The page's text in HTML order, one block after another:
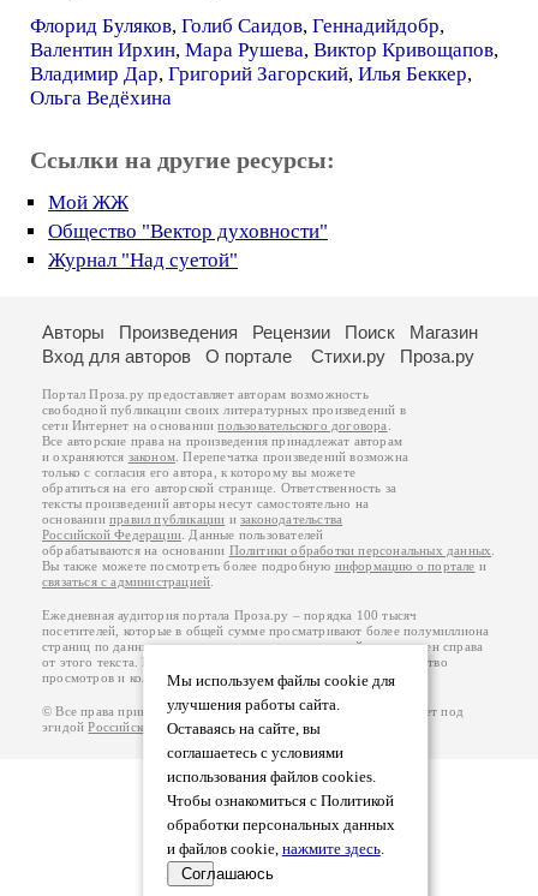
Флорид Буляков, Голиб Саидов, Геннадийдобр,
Валентин Ирхин, Мара Рушева, Виктор Кривощапов,
Владимир Дар, Григорий Загорский, Илья Беккер,
Ольга Ведёхина
Ссылки на другие ресурсы:
Мой ЖЖ
Общество "Вектор духовности"
Журнал "Над суетой"
Мы используем файлы cookie для
улучшения работы сайта.
Оставаясь на сайте, вы
соглашаетесь с условиями
использования файлов cookies.
Чтобы ознакомиться с Политикой
обработки персональных данных
и файлов cookie, нажмите здесь.
Соглашаюсь
Авторы Произведения Рецензии Поиск
Магазин
Вход для авторов
О портале Стихи.ру Проза.ру
Портал Проза.ру предоставляет авторам возможность
свободной публикации своих литературных произведений в
сети Интернет на основаниипользовательского договора
Все авторские права на произведения принадлежат авторам
и охраняются законом . Перепечатка произведений возможна
только с согласия его автора, к которому вы можете
обратиться на его авторской странице. Ответственность за
тексты произведений авторы несут самостоятельно на
основанииправил публикации изаконодательства
Российской Федерации . Данные пользователей
обрабатываются на основании Политики обработки персональных данных
Вы также можете посмотреть более подробную информацию о портале и
связаться с администрацией
Ежедневная аудитория портала Проза.ру – порядка 100 тысяч
посетителей, которые в общей сумме просматривают более полумиллиона
страниц по данным счетчика посещаемости, который расположен справа
от этого текста. В каждой графе указано по две цифры: количество
просмотров и количество посетителей.
© Все права принадлежат авторам, 2000-2026. Портал работает под
эгидойРоссийского союза писателей.18+